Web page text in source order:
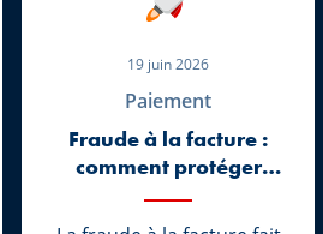
19 juin 2026
Paiement
Fraude à la facture :
comment protéger
efficacement votre
entreprise